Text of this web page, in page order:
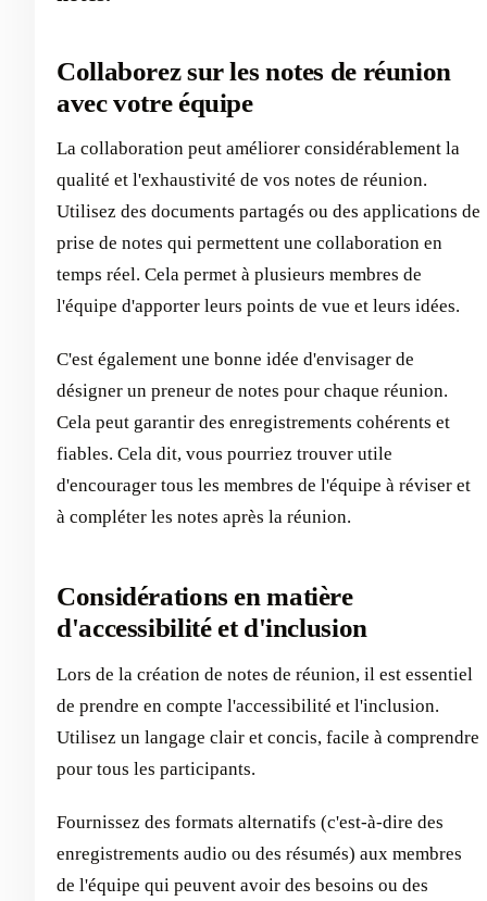
Collaborez sur les notes de réunion
avec votre équipe
La collaboration peut améliorer considérablement la
qualité et l'exhaustivité de vos notes de réunion.
Utilisez des documents partagés ou des applications de
prise de notes qui permettent une collaboration en
temps réel. Cela permet à plusieurs membres de
l'équipe d'apporter leurs points de vue et leurs idées.
C'est également une bonne idée d'envisager de
désigner un preneur de notes pour chaque réunion.
Cela peut garantir des enregistrements cohérents et
fiables. Cela dit, vous pourriez trouver utile
d'encourager tous les membres de l'équipe à réviser et
à compléter les notes après la réunion.
Considérations en matière
d'accessibilité et d'inclusion
Lors de la création de notes de réunion, il est essentiel
de prendre en compte l'accessibilité et l'inclusion.
Utilisez un langage clair et concis, facile à comprendre
pour tous les participants.
Fournissez des formats alternatifs (c'est-à-dire des
enregistrements audio ou des résumés) aux membres
de l'équipe qui peuvent avoir des besoins ou des